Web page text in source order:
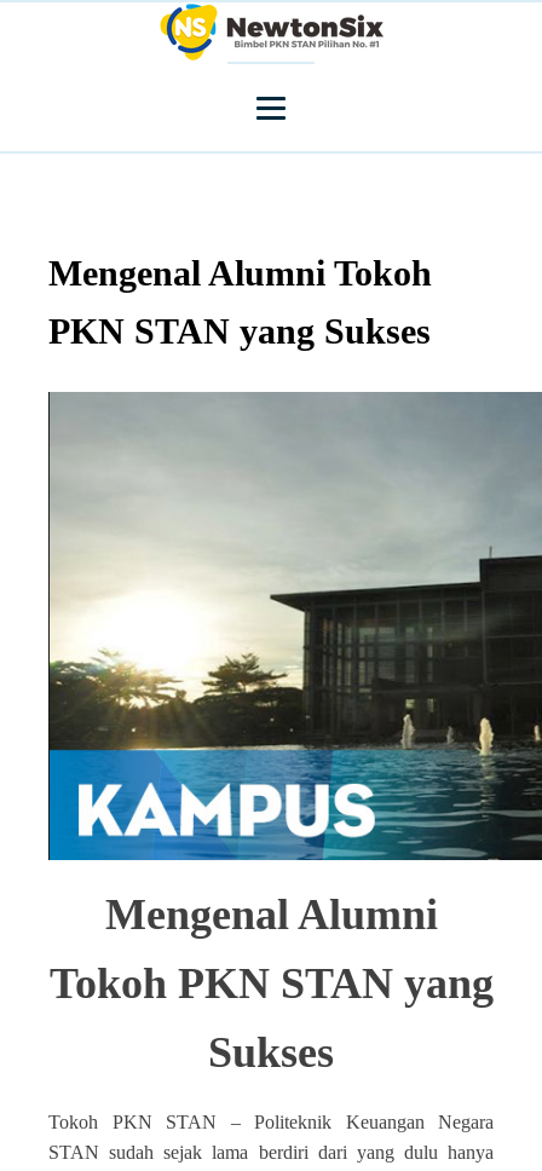
Mengenal Alumni Tokoh
PKN STAN yang Sukses
Mengenal Alumni
Tokoh PKN STAN yang
Sukses
Tokoh PKN STAN – Politeknik Keuangan Negara
STAN sudah sejak lama berdiri dari yang dulu hanya